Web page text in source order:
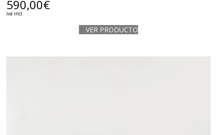
590,00€
iva incl.
VER PRODUCTO